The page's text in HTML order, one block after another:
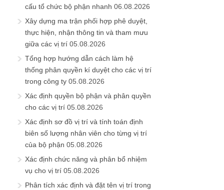
cấu tổ chức bộ phận nhanh 06.08.2026
Xây dựng ma trận phối hợp phê duyệt,
thực hiện, nhận thông tin và tham mưu
giữa các vị trí 05.08.2026
Tổng hợp hướng dẫn cách làm hệ
thống phân quyền kí duyệt cho các vị trí
trong công ty 05.08.2026
Xác định quyền bộ phận và phân quyền
cho các vị trí 05.08.2026
Xác định sơ đồ vị trí và tính toán định
biên số lượng nhân viên cho từng vị trí
của bộ phận 05.08.2026
Xác định chức năng và phân bổ nhiệm
vụ cho vị trí 05.08.2026
Phân tích xác định và đặt tên vị trí trong